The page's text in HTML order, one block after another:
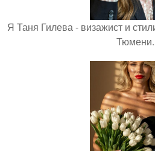
Я Таня Гилева - визажист и
Тюмени.